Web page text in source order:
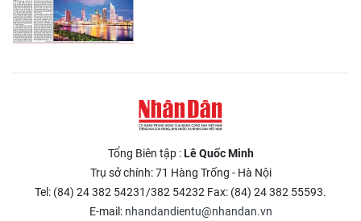
Tổng Biên tập :Lê Quốc Minh
Trụ sở chính: 71 Hàng Trống - Hà Nội
Tel: (84) 24 382 54231/382 54232 Fax: (84) 24 382 55593.
E-mail: nhandandientu@nhandan.vn